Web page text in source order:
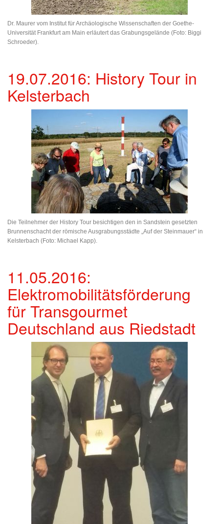
Dr. Maurer vom Institut für Archäologische Wissenschaften der Goethe-
Universität Frankfurt am Main erläutert das Grabungsgelände (Foto: Biggi
Schroeder).
19.07.2016: History Tour in
Kelsterbach
Die Teilnehmer der History Tour besichtigen den in Sandstein gesetzten
Brunnenschacht der römische Ausgrabungsstädte „Auf der Steinmauer“ in
Kelsterbach (Foto: Michael Kapp).
11.05.2016:
Elektromobilitätsförderung
für Transgourmet
Deutschland aus Riedstadt